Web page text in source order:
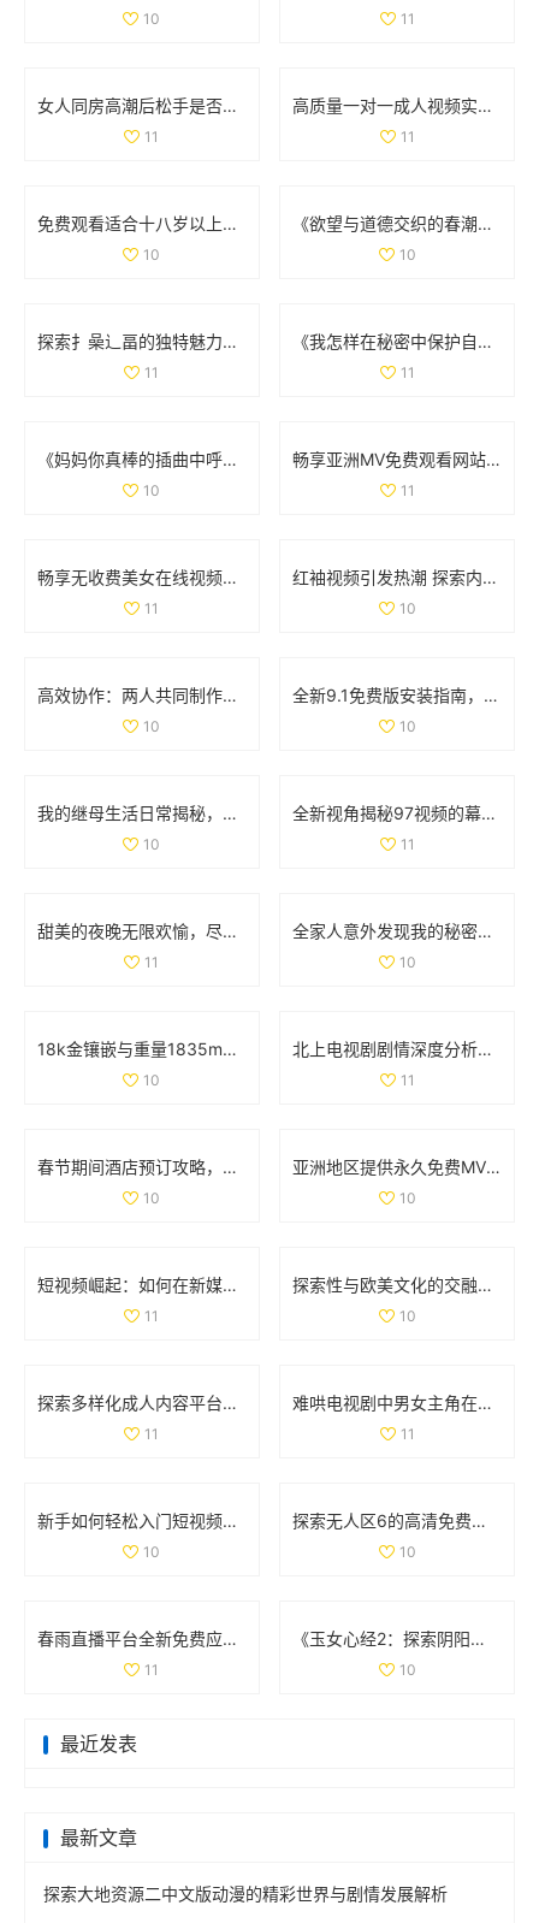
10 11
女人同房高潮后松手是否可以恢复 原因与建议详解
11
高质量一对一成人视频实时互动体验，尽享私人定制乐趣
11
免费观看适合十八岁以上观众的电视剧在线播放平台推荐
10
《欲望与道德交织的春潮：探寻人性深处的挣扎与抉择》
10
探索扌喿辶畐的独特魅力与历史背景，揭示其丰富的文化价值
11
《我怎样在秘密中保护自己的婚姻不被丈夫发现》
11
《妈妈你真棒的插曲中呼唤救赎的故事在线阅读》
10
畅享亚洲MV免费观看网站，让你的视觉盛宴随时上线
11
畅享无收费美女在线视频聊天平台，随时随地与心仪对象互动
11
红袖视频引发热潮 探索内容创作的新趋势与未来发展
10
高效协作：两人共同制作PPT的最佳软件推荐与使用方法
10
全新9.1免费版安装指南，轻松掌握每个步骤与技巧
10
我的继母生活日常揭秘，带你走进小后妈的精彩世界
10
全新视角揭秘97视频的幕后故事与影响力解析
11
甜美的夜晚无限欢愉，尽享每一天的幸福时光
11
全家人意外发现我的秘密心声，家庭关系因此引发的趣味故事
10
18k金镶嵌与重量1835mb的珠宝首饰新探讨
10
北上电视剧剧情深度分析，揭示角色命运与情感纠葛的多重层次
11
春节期间酒店预订攻略，为您的旅行提供最佳住宿选择与建议
10
亚洲地区提供永久免费MV观看的网站推荐和入口分享
10
短视频崛起：如何在新媒体时代吸引更多观众和流量
11
探索性与欧美文化的交融视频，带你领略不同风情的魅力之旅
10
探索多样化成人内容平台的最新动态与趋势分析
11
难哄电视剧中男女主角在第几集终于走到了一起的精彩时刻
11
新手如何轻松入门短视频制作的实用指南和步骤分享
10
探索无人区6的高清免费追剧软件，畅享无广告观看体验
10
春雨直播平台全新免费应用上线，畅享精彩视听体验
11
《玉女心经2：探索阴阳和合之道与心灵的交融》
10
最近发表
最新文章
探索大地资源二中文版动漫的精彩世界与剧情发展解析